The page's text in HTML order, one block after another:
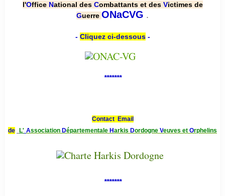
l'Office National des Combattants et des Victimes de
Guerre ONaCVG .
- Cliquez ci-dessous-
*******
Contact Email
de
L' Association Départementale Harkis Dordogne Veuves et Orphelins
*******